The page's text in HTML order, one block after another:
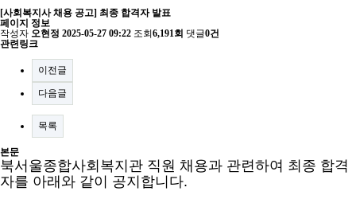
[사회복지사 채용 공고] 최종 합격자 발표
페이지 정보
작성자 오현정 2025-05-27 09:22 조회 6,191회 댓글0건
관련링크
이전글
다음글
목록
본문
북서울종합사회복지관 직원 채용과 관련하여 최종 합격
자를 아래와 같이 공지합니다.